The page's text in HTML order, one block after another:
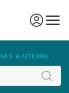
S. A. UTE VIAL